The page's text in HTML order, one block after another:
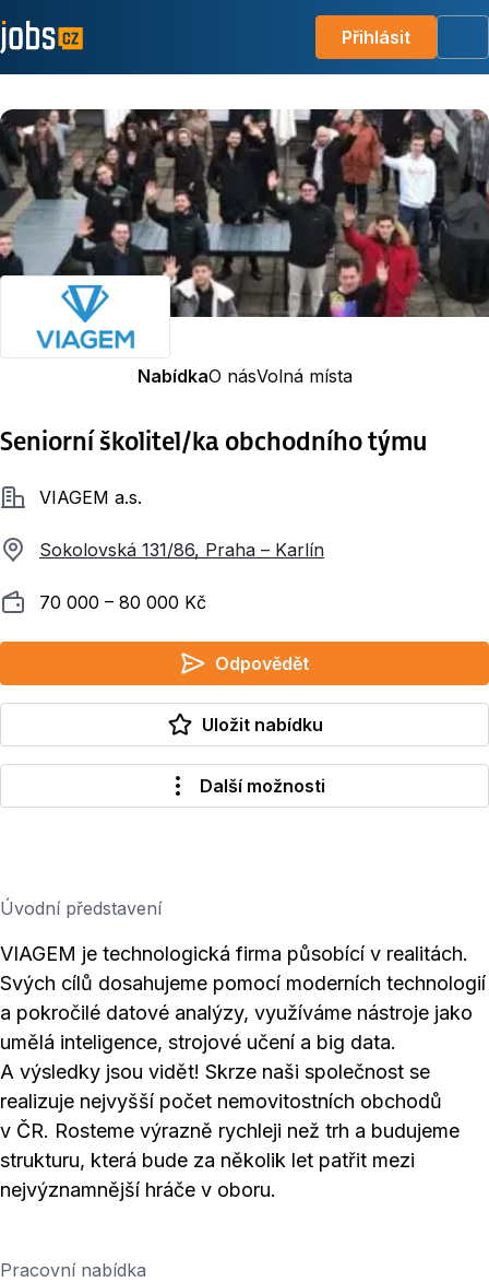
Přihlásit
NabídkaO násVolná místa
Seniorní školitel/ka obchodního týmu
SpolečnostVIAGEM a.s.
Sokolovská 131/86, Praha – Karlín
Plat 70 000 ‍–‍ 80 000 Kč
Odpovědět
Uložit nabídku
Další možnosti
Úvodní představení
VIAGEM je technologická firma působící v realitách.
Svých cílů dosahujeme pomocí moderních technologií
a pokročilé datové analýzy, využíváme nástroje jako
umělá inteligence, strojové učení a big data.
A výsledky jsou vidět! Skrze naši společnost se
realizuje nejvyšší počet nemovitostních obchodů
v ČR. Rosteme výrazně rychleji než trh a budujeme
strukturu, která bude za několik let patřit mezi
nejvýznamnější hráče v oboru.
Pracovní nabídka